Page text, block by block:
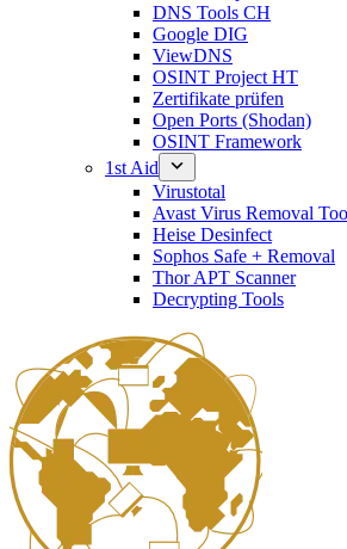
DNS Tools CH
Google DIG
ViewDNS
OSINT Project HT
Zertifikate prüfen
Open Ports (Shodan)
OSINT Framework
1st Aid
Virustotal
Avast Virus Removal
Heise Desinfect
Sophos Safe + Removal
Thor APT Scanner
Decrypting Tools